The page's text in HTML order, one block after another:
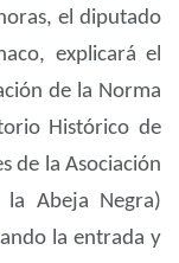
el diputado
explicará el
de la Norma
Histórico de
de la Asociación
la Abeja Negra)
la entrada y